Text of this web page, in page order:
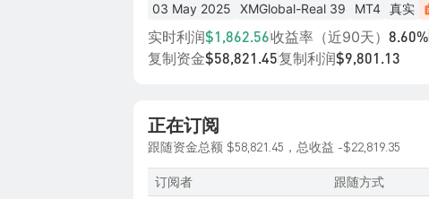
03 May 2025 XMGlobal-Real 39 MT4 真实
实时利润$1,862.56收益率（近90天） 8.60%
复制资金$58,821.45复制利润$9,801.13
正在订阅
跟随资金总额 $58,821.45 ，总收益 -$22,819.35
订阅者 跟随方式